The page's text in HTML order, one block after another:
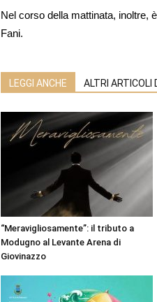
Nel corso della mattinata, inoltre,
Fani.
LEGGI ANCHE ALTRI ARTICOLI
“Meravigliosamente”: il tributo a
Modugno al Levante Arena di
Giovinazzo